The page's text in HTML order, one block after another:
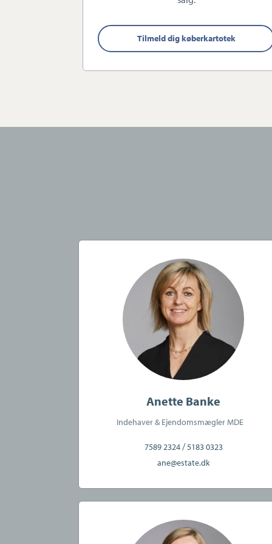
Vores mål er at skabe
et solidt og veloplyst grundlag.
Vores køberrådgivning
• Grundig gennemgang af
• Behandling og
Gratis og
og en ærlig dialog om dine
Tilmeld dig køberkartotek
Anette Banke
Indehaver & Ejendomsmægler MDE
7589 2324/5183 0323
ane@estate.dk